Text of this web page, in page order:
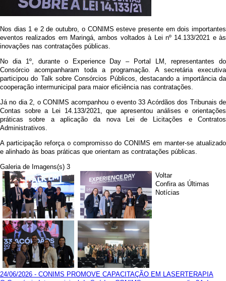
Nos dias 1 e 2 de outubro, o CONIMS esteve presente em dois importantes
eventos realizados em Maringá, ambos voltados à Lei nº 14.133/2021 e às
inovações nas contratações públicas.
No dia 1º, durante o Experience Day – Portal LM, representantes do
Consórcio acompanharam toda a programação. A secretária executiva
participou do Talk sobre Consórcios Públicos, destacando a importância da
cooperação intermunicipal para maior eficiência nas contratações.
Já no dia 2, o CONIMS acompanhou o evento 33 Acórdãos dos Tribunais de
Contas sobre a Lei 14.133/2021, que apresentou análises e orientações
práticas sobre a aplicação da nova Lei de Licitações e Contratos
Administrativos.
A participação reforça o compromisso do CONIMS em manter-se atualizado
e alinhado às boas práticas que orientam as contratações públicas.
Galeria de Imagens(s) 3
Voltar
Confira as Últimas
Notícias
24/06/2026 - CONIMS PROMOVE CAPACITAÇÃO EM LASERTERAPIA